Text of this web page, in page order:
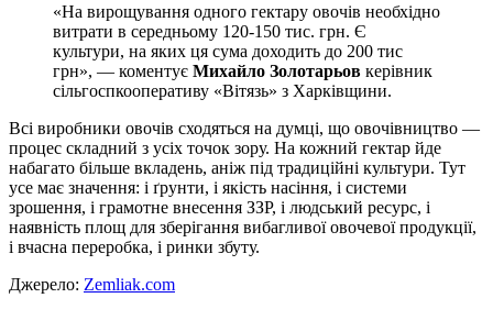
«На вирощування одного гектару овочів необхідно
витрати в середньому 120-150 тис. грн. Є
культури, на яких ця сума доходить до 200 тис
грн», — коментує Михайло Золотарьов керівник
сільгоспкооперативу «Вітязь» з Харківщини.
Всі виробники овочів сходяться на думці, що овочівництво —
процес складний з усіх точок зору. На кожний гектар йде
набагато більше вкладень, аніж під традиційні культури. Тут
усе має значення: і ґрунти, і якість насіння, і системи
зрошення, і грамотне внесення ЗЗР, і людський ресурс, і
наявність площ для зберігання вибагливої овочевої продукції,
і вчасна переробка, і ринки збуту.
Джерело: Zemliak.com